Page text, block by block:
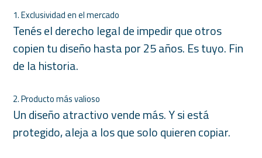
1. Exclusividad en el mercado
Tenés el derecho legal de impedir que otros
copien tu diseño hasta por 25 años. Es tuyo. Fin
de la historia.
2. Producto más valioso
Un diseño atractivo vende más. Y si está
protegido, aleja a los que solo quieren copiar.